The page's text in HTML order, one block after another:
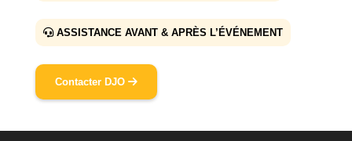
ASSISTANCE AVANT & APRÈS L’ÉVÉNEMENT
Contacter DJO